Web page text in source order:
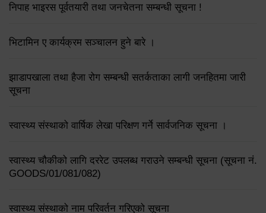
निपाह भाइरस पूर्वतयारी तथा जनचेतना सम्बन्धी सूचना !
भिटामिन ए कार्यक्रम सञ्चालन हुने बारे ।
झाडापखाला तथा हैजा रोग सम्बन्धी सतर्कताका लागी जनहितमा जारी
सूचना
स्वास्थ्य संस्थाको वार्षिक लेखा परिक्षण गर्ने सार्वजनिक सूचना ।
स्वास्थ्य चौकीको लागि दररेट उपलब्ध गराउने सम्बन्धी सूचना (सूचना नं.
GOODS/01/081/082)
स्वास्थ्य संस्थाको नाम परिवर्तन गरिएको सूचना